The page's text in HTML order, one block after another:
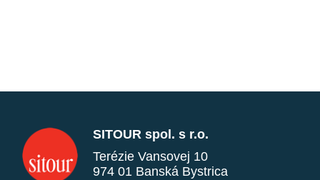
SITOUR spol. s r.o.
Terézie Vansovej 10
974 01 Banská Bystrica